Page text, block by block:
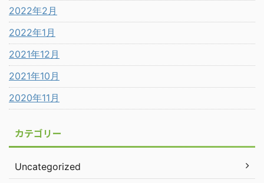
2022年2月
2022年1月
2021年12月
2021年10月
2020年11月
カテゴリー
Uncategorized